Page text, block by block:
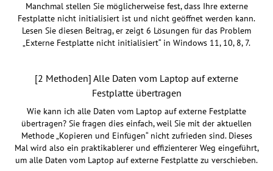
Manchmal stellen Sie möglicherweise fest, dass Ihre externe
Festplatte nicht initialisiert ist und nicht geöffnet werden kann.
Lesen Sie diesen Beitrag, er zeigt 6 Lösungen für das Problem
„Externe Festplatte nicht initialisiert“ in Windows 11, 10, 8, 7.
[2 Methoden] Alle Daten vom Laptop auf externe
Festplatte übertragen
Wie kann ich alle Daten vom Laptop auf externe Festplatte
übertragen? Sie fragen dies einfach, weil Sie mit der aktuellen
Methode „Kopieren und Einfügen“ nicht zufrieden sind. Dieses
Mal wird also ein praktikablerer und effizienterer Weg eingeführt,
um alle Daten vom Laptop auf externe Festplatte zu verschieben.